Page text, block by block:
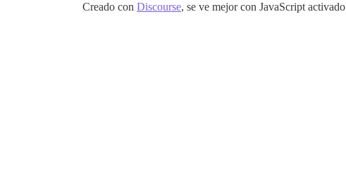
Creado con Discourse, se ve mejor con JavaScript activado